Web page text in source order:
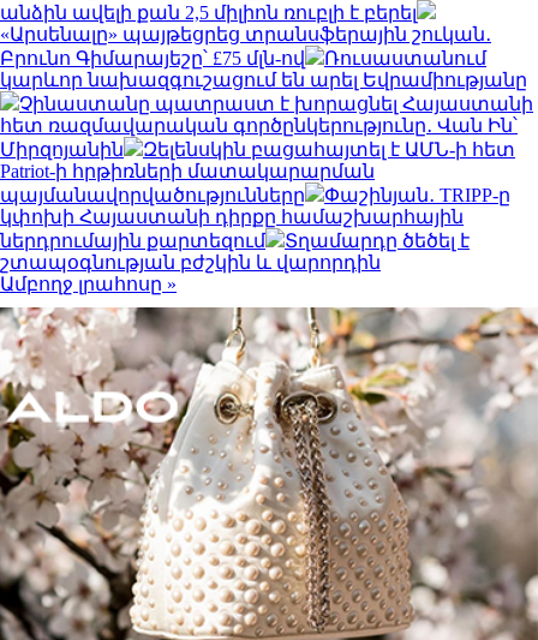
անձին ավելի քան 2,5 միլիոն ռուբլի է բերել
«Արսենալը» պայթեցրեց տրանսֆերային շուկան․
Բրունո Գիմարայեշը՝ £75 մլն-ով
Ռուսաստանում
կարևոր նախազգուշացում են արել Եվրամիությանը
Չինաստանը պատրաստ է խորացնել Հայաստանի
հետ ռազմավարական գործընկերությունը․ Վան Ին՝
Միրզոյանին
Զելենսկին բացահայտել է ԱՄՆ-ի հետ
Patriot-ի հրթիռների մատակարարման
պայմանավորվածությունները
Փաշինյան․ TRIPP-ը
կփոխի Հայաստանի դիրքը համաշխարհային
ներդրումային քարտեզում
Տղամարդը ծեծել է
շտապօգնության բժշկին և վարորդին
Ամբողջ լրահոսը »